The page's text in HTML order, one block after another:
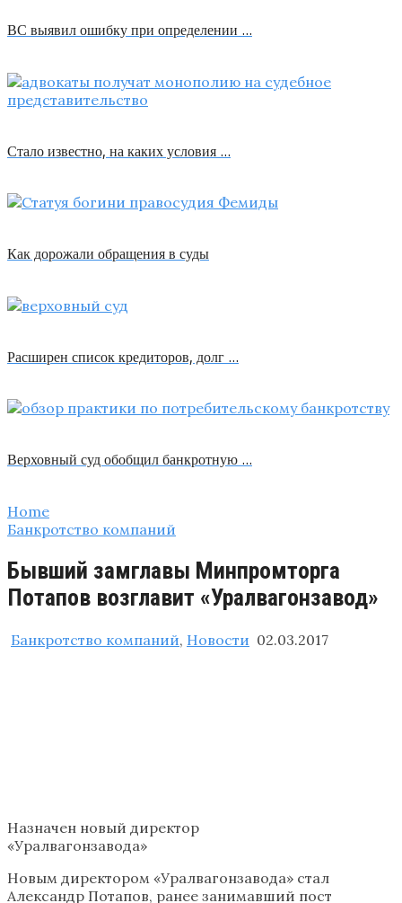
ВС выявил ошибку при определении …
Стало известно, на каких условия …
Как дорожали обращения в суды
Расширен список кредиторов, долг …
Верховный суд обобщил банкротную …
Home
Банкротство компаний
Бывший замглавы Минпромторга
Потапов возглавит «Уралвагонзавод»
Банкротство компаний, Новости 02.03.2017
Назначен новый директор
«Уралвагонзавода»
Новым директором «Уралвагонзавода» стал
Александр Потапов, ранее занимавший пост